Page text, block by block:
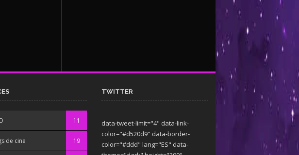
11
de cine 19
TWITTER
data-tweet-limit="4" data-link-
color="#d520d9" data-border-
color="#ddd" lang="ES" data-